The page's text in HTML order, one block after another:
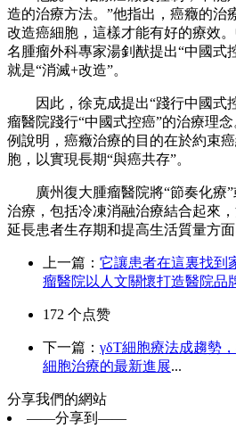
造的治療方法。”他指出，癌癥的治
改造癌細胞，這樣才能有好的療效
名腫瘤外科專家湯釗猷提出“中國式
就是“消滅+改造”。
因此，徐克成提出“踐行中國式
瘤醫院踐行“中國式控癌”的治療理
例說明，癌癥治療的目的在於約束
胞，以實現長期“與癌共存”。
廣州復大腫瘤醫院將“節奏化療”
治療，包括冷凍消融治療結合起來
延長患者生存期和提高生活質量方
上一篇： 它讓患者在這裏找
瘤醫院以人文關懷打造醫院品
172 个点赞
下一篇： γδT細胞療法成趨勢
細胞治療的最新進展...
分享我們的網站
——分享到——